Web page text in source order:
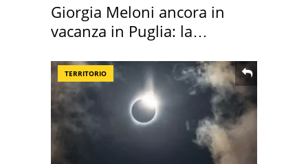
Giorgia Meloni ancora in
vacanza in Puglia: la
TERRITORIO